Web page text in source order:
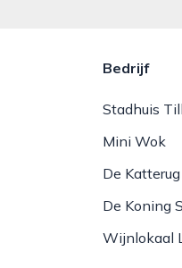
Bedrijf
Stadhuis
Mini Wok
De Katterug
De Koning
Wijnlokaal